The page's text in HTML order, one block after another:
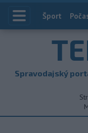
Index
Šport
Spravodajský